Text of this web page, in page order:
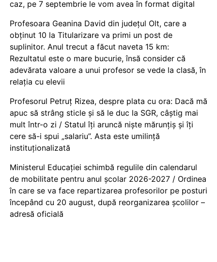
caz, pe 7 septembrie le vom avea în format digital
Profesoara Geanina David din județul Olt, care a
obținut 10 la Titularizare va primi un post de
suplinitor. Anul trecut a făcut naveta 15 km:
Rezultatul este o mare bucurie, însă consider că
adevărata valoare a unui profesor se vede la clasă, în
relația cu elevii
Profesorul Petruț Rizea, despre plata cu ora: Dacă mă
apuc să strâng sticle și să le duc la SGR, câștig mai
mult într-o zi / Statul îți aruncă niște mărunțiș și îți
cere să-i spui „salariu”. Asta este umilință
instituționalizată
Ministerul Educației schimbă regulile din calendarul
de mobilitate pentru anul școlar 2026-2027 / Ordinea
în care se va face repartizarea profesorilor pe posturi
începând cu 20 august, după reorganizarea școlilor –
adresă oficială